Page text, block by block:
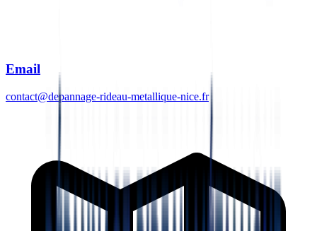
Email
contact@depannage-rideau-metallique-nice.fr